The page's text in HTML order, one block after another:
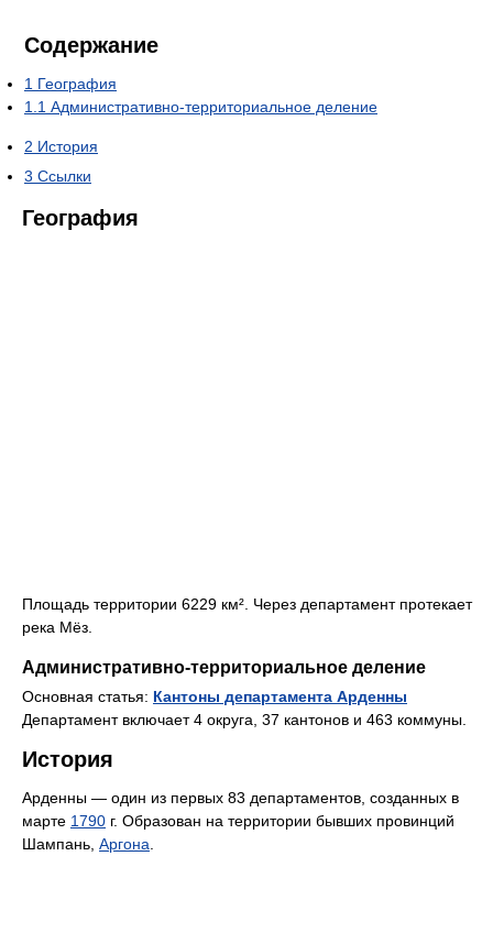
Содержание
1 География
1.1 Административно-территориальное деление
2 История
3 Ссылки
География
Площадь территории 6229 км². Через департамент протекает
река Мёз.
Административно-территориальное деление
Основная статья: Кантоны департамента Арденны
Департамент включает 4 округа, 37 кантонов и 463 коммуны.
История
Арденны — один из первых 83 департаментов, созданных в
марте 1790 г. Образован на территории бывших провинций
Шампань, Аргона